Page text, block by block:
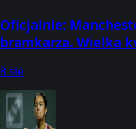
Oficjalnie:
bramkarza. Wielka
8 sie